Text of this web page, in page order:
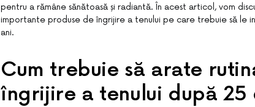
pentru a rămâne sănătoasă și radiantă. În acest articol, vom
importante produse de îngrijire a tenului pe care trebuie să le
ani.
Cum trebuie să arate
îngrijire a tenului după 25